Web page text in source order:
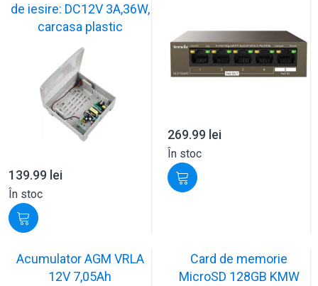
de iesire: DC12V 3A,36W,
carcasa plastic
139.99 lei
În stoc
269.99 lei
În stoc
Acumulator AGM VRLA
12V 7,05Ah
Card de memorie
MicroSD 128GB KMW